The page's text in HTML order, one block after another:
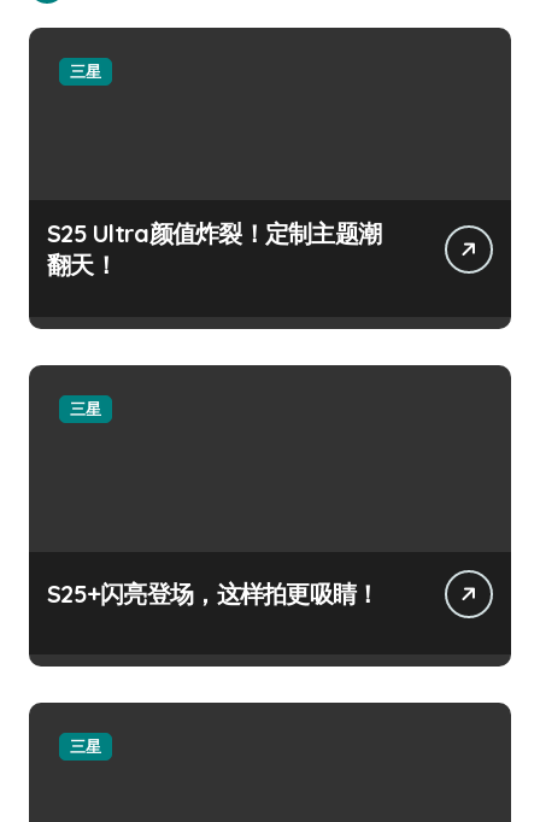
三星
S25 Ultra颜值炸裂！定制主题潮
翻天！
三星
S25+闪亮登场，这样拍更吸睛！
三星